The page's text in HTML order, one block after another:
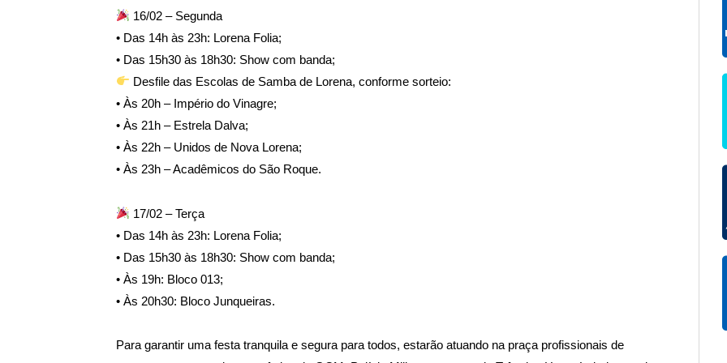
16/02 – Segunda
• Das 14h às 23h: Lorena Folia;
• Das 15h30 às 18h30: Show com banda;
Desfile das Escolas de Samba de Lorena, conforme sorteio:
• Às 20h – Império do Vinagre;
• Às 21h – Estrela Dalva;
• Às 22h – Unidos de Nova Lorena;
• Às 23h – Acadêmicos do São Roque.
17/02 – Terça
• Das 14h às 23h: Lorena Folia;
• Das 15h30 às 18h30: Show com banda;
• Às 19h: Bloco 013;
• Às 20h30: Bloco Junqueiras.
Para garantir uma festa tranquila e segura para todos, estarão atuando na praça profissionais de